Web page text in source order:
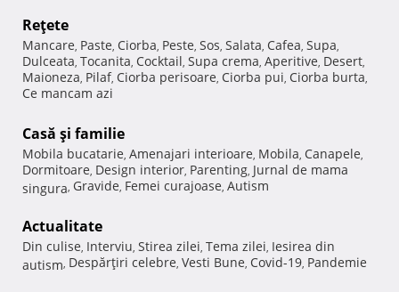
Reţete
Mancare, Paste, Ciorba, Peste, Sos, Salata, Cafea, Supa,
Dulceata, Tocanita, Cocktail, Supa crema, Aperitive, Desert,
Maioneza, Pilaf, Ciorba perisoare, Ciorba pui, Ciorba burta,
Ce mancam azi
Casă şi familie
Mobila bucatarie, Amenajari interioare, Mobila, Canapele,
Dormitoare, Design interior, Parenting, Jurnal de mama
singura, Gravide, Femei curajoase, Autism
Actualitate
Din culise, Interviu, Stirea zilei, Tema zilei, Iesirea din
autism, Despărţiri celebre, Vesti Bune, Covid-19, Pandemie